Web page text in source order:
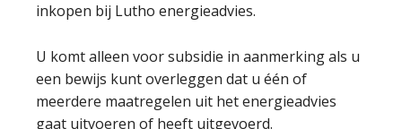
inkopen bij Lutho energieadvies.
U komt alleen voor subsidie in aanmerking als u
een bewijs kunt overleggen dat u één of
meerdere maatregelen uit het energieadvies
gaat uitvoeren of heeft uitgevoerd.